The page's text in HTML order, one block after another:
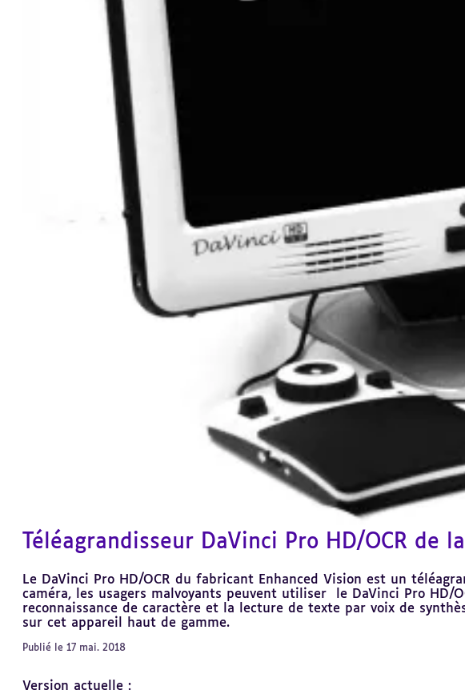
Téléagrandisseur DaVinci Pro HD/OCR de
Le DaVinci Pro HD/OCR du fabricant Enhanced Vision est un
caméra, les usagers malvoyants peuvent utiliser le DaVinci Pro HD/
reconnaissance de caractère et la lecture de texte par voix de
sur cet appareil haut de gamme.
Publié le 17 mai. 2018
Version actuelle :